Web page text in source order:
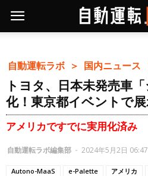
自動運転ラボ ＞ 国内ニュース
トヨタ、日本未発売車
化！東京都イベントで
アメリカですでに実用化済み
自動運転ラボ編集部 - 2024年5月2日 06:47
Autono-MaaS e-Palette アメリカ